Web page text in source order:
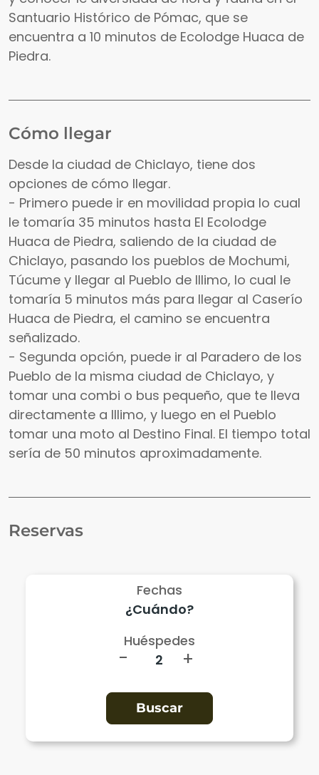
Santuario Histórico de Pómac, que se
encuentra a 10 minutos de Ecolodge Huaca de
Piedra.
Cómo llegar
Desde la ciudad de Chiclayo, tiene dos
opciones de cómo llegar.
- Primero puede ir en movilidad propia lo cual
le tomaría 35 minutos hasta El Ecolodge
Huaca de Piedra, saliendo de la ciudad de
Chiclayo, pasando los pueblos de Mochumi,
Túcume y llegar al Pueblo de Illimo, lo cual le
tomaría 5 minutos más para llegar al Caserío
Huaca de Piedra, el camino se encuentra
señalizado.
- Segunda opción, puede ir al Paradero de los
Pueblo de la misma ciudad de Chiclayo, y
tomar una combi o bus pequeño, que te lleva
directamente a Illimo, y luego en el Pueblo
tomar una moto al Destino Final. El tiempo total
sería de 50 minutos aproximadamente.
Reservas
Fechas
Huéspedes
- +